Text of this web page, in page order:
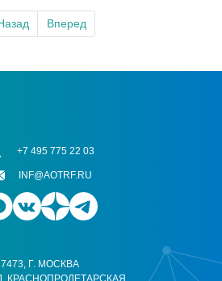
Вперед
Г. МОСКВА
КРАСНОПРОЛЕТАРСКАЯ,
+7 495 775 22 03
INF@AOTRF.RU